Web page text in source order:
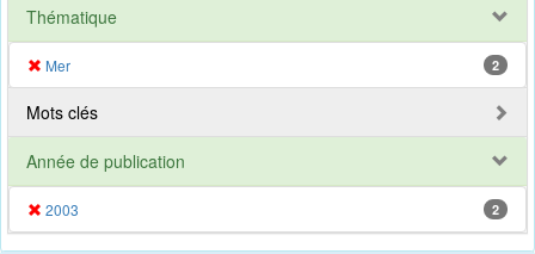
Thématique
Mer 2
Mots clés
Année de publication
2003 2